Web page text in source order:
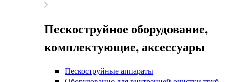
Пескоструйное оборудование,
комплектующие, аксессуары
Пескоструйные аппараты